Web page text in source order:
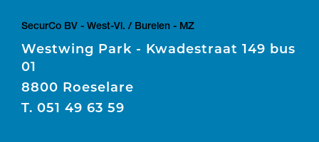
SecurCo BV - West-Vl. / Burelen - MZ
Westwing Park - Kwadestraat 149 bus
01
8800 Roeselare
T. 051 49 63 59